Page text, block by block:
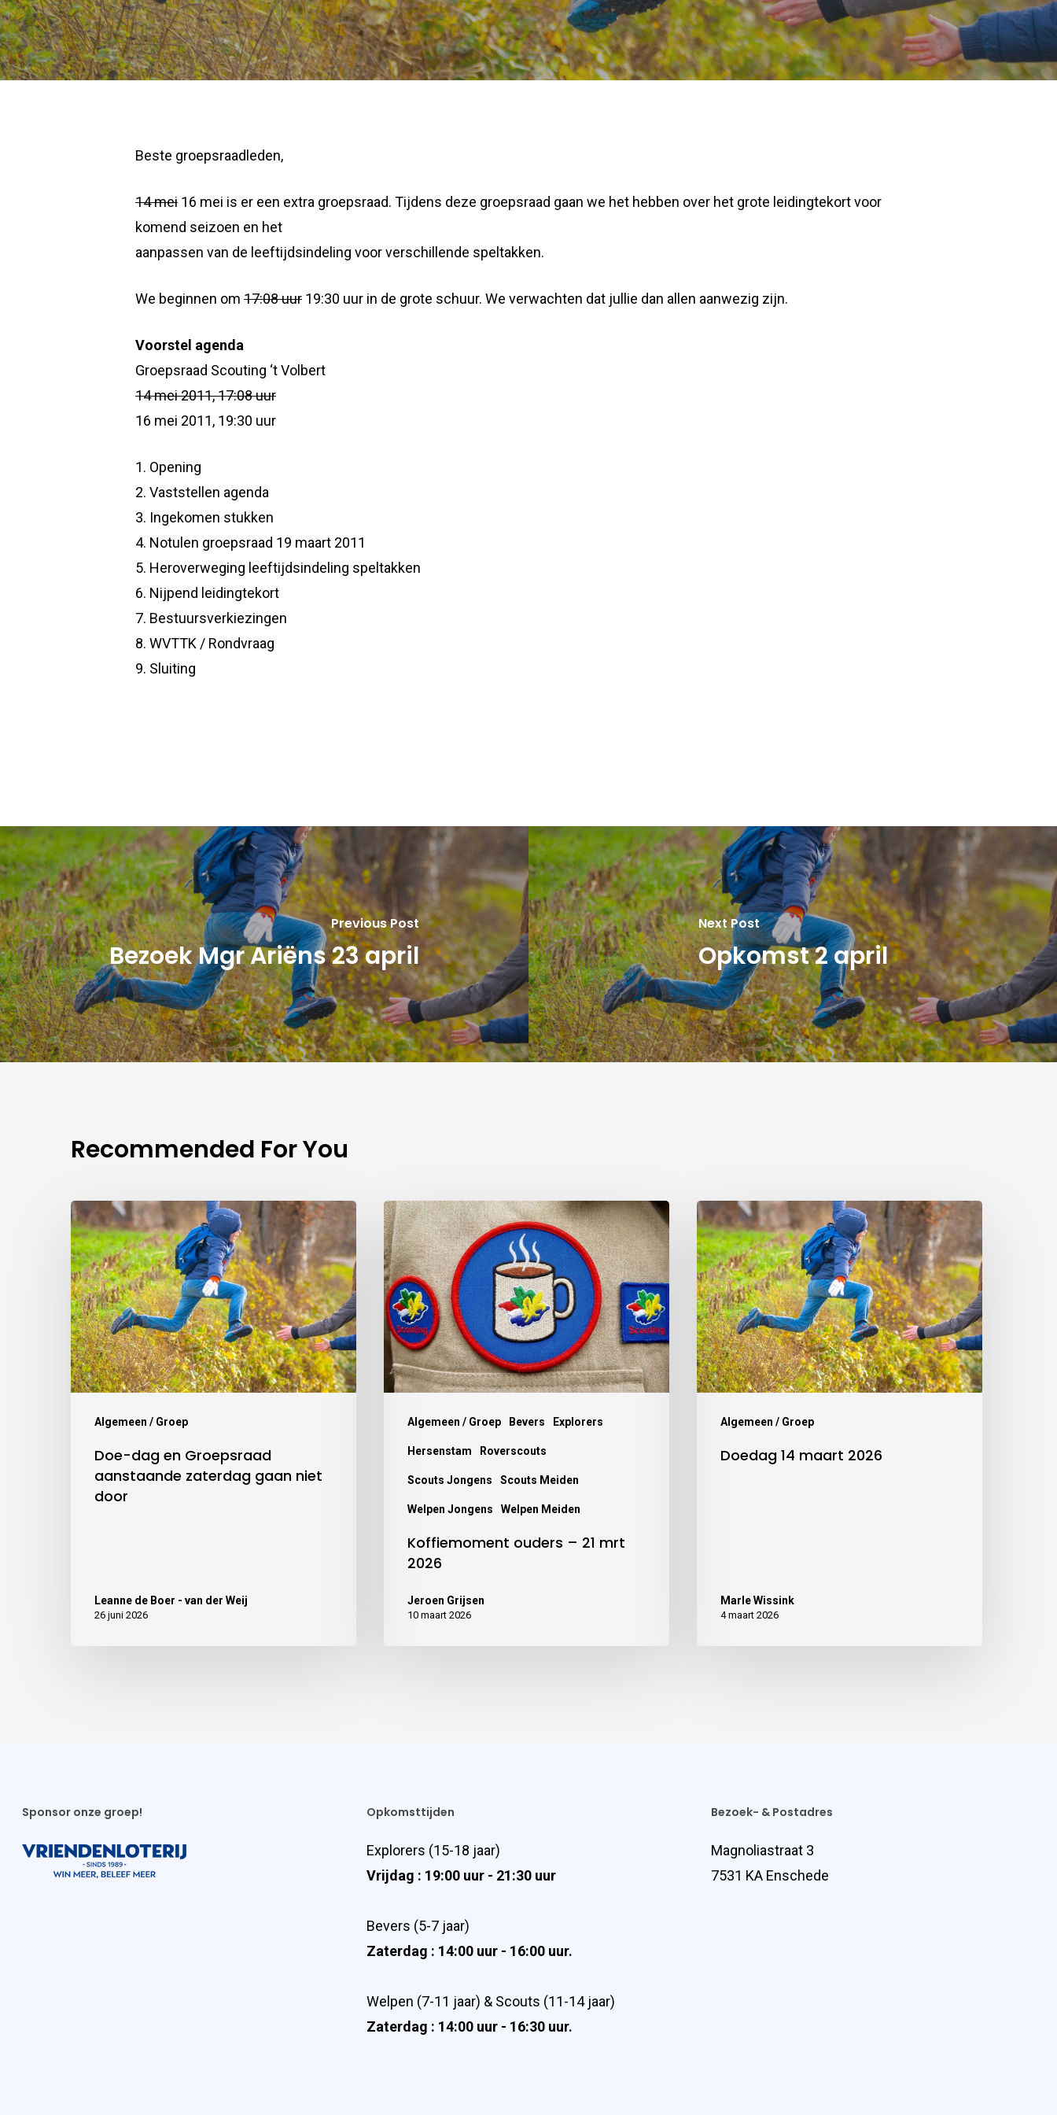
Beste groepsraadleden,
14 mei 16 mei is er een extra groepsraad. Tijdens deze groepsraad gaan we het hebben over het grote leidingtekort voor
komend seizoen en het
aanpassen van de leeftijdsindeling voor verschillende speltakken.
We beginnen om 17:08 uur 19:30 uur in de grote schuur. We verwachten dat jullie dan allen aanwezig zijn.
Voorstel agenda
Groepsraad Scouting ‘t Volbert
14 mei 2011, 17:08 uur
16 mei 2011, 19:30 uur
1. Opening
2. Vaststellen agenda
3. Ingekomen stukken
4. Notulen groepsraad 19 maart 2011
5. Heroverweging leeftijdsindeling speltakken
6. Nijpend leidingtekort
7. Bestuursverkiezingen
8. WVTTK / Rondvraag
9. Sluiting
Previous Post
Bezoek Mgr Ariëns 23 april
Next Post
Opkomst 2 april
Recommended For You
Algemeen / Groep
Doe-dag en Groepsraad
aanstaande zaterdag gaan niet
door
Leanne de Boer - van der Weij
26 juni 2026
Algemeen / Groep Bevers Explorers
Hersenstam Roverscouts
Scouts Jongens Scouts Meiden
Welpen Jongens Welpen Meiden
Koffiemoment ouders – 21 mrt
2026
Jeroen Grijsen
10 maart 2026
Algemeen / Groep
Doedag 14 maart 2026
Marle Wissink
4 maart 2026
Sponsor onze groep! Opkomsttijden
Explorers (15-18 jaar)
Vrijdag : 19:00 uur - 21:30 uur
Bevers (5-7 jaar)
Zaterdag : 14:00 uur - 16:00 uur.
Welpen (7-11 jaar) & Scouts (11-14 jaar)
Zaterdag : 14:00 uur - 16:30 uur.
Bezoek- & Postadres
Magnoliastraat 3
7531 KA Enschede